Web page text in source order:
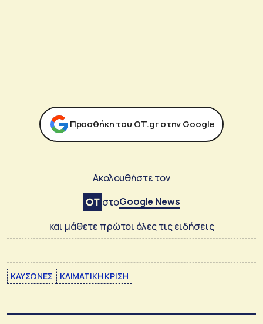
Προσθήκη του ΟΤ.gr στην Google
Ακολουθήστε τον
στοGoogle News
και μάθετε πρώτοι όλες τις ειδήσεις
ΚΑΥΣΩΝΕΣ ΚΛΙΜΑΤΙΚΗ ΚΡΙΣΗ